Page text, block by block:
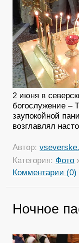
2 июня в
богослужение –
заупокойной
возглавлял
Автор:
Категория: Фото
Комментарии (0)
Ночное